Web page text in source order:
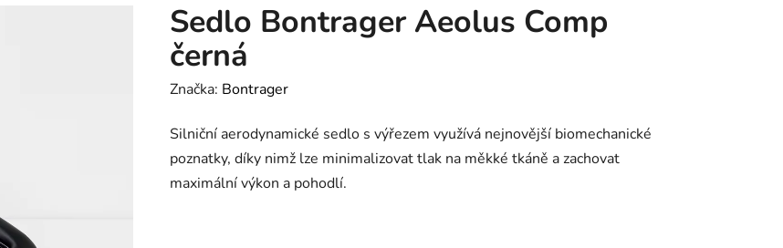
Sedlo Bontrager Aeolus Comp
černá
Značka: Bontrager
Silniční aerodynamické sedlo s výřezem využívá nejnovější biomechanické
poznatky, díky nimž lze minimalizovat tlak na měkké tkáně a zachovat
maximální výkon a pohodlí.